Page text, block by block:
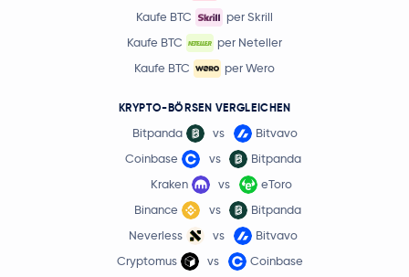
Kaufe BTC
per Skrill
Kaufe BTC
per Neteller
Kaufe BTC
per Wero
KRYPTO-BÖRSEN VERGLEICHEN
Bitpanda vs
Bitvavo
Coinbase
vs
Bitpanda
Kraken
vs
eToro
Binance
vs
Bitpanda
Neverless
vs
Bitvavo
Cryptomus
vs
Coinbase